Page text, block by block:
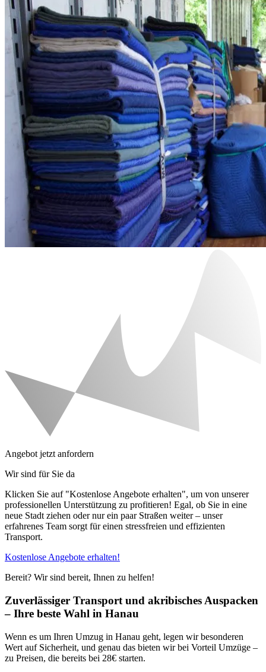
Angebot jetzt anfordern
Wir sind für Sie da
Klicken Sie auf "Kostenlose Angebote erhalten", um von unserer
professionellen Unterstützung zu profitieren! Egal, ob Sie in eine
neue Stadt ziehen oder nur ein paar Straßen weiter – unser
erfahrenes Team sorgt für einen stressfreien und effizienten
Transport.
Kostenlose Angebote erhalten!
Bereit? Wir sind bereit, Ihnen zu helfen!
Zuverlässiger Transport und akribisches Auspacken
– Ihre beste Wahl in Hanau
Wenn es um Ihren Umzug in Hanau geht, legen wir besonderen
Wert auf Sicherheit, und genau das bieten wir bei Vorteil Umzüge –
zu Preisen, die bereits bei 28€ starten.